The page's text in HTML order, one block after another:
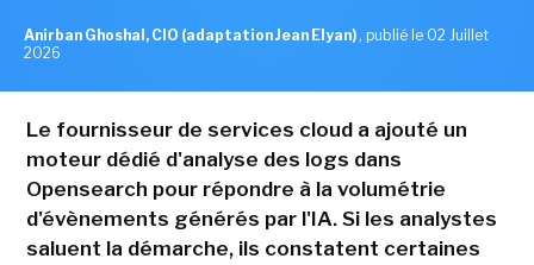
Anirban Ghoshal, CIO (adaptation Jean Elyan) , publié le 02 Juillet
2026
Le fournisseur de services cloud a ajouté un
moteur dédié d'analyse des logs dans
Opensearch pour répondre à la volumétrie
d'évènements générés par l'IA. Si les analystes
saluent la démarche, ils constatent certaines